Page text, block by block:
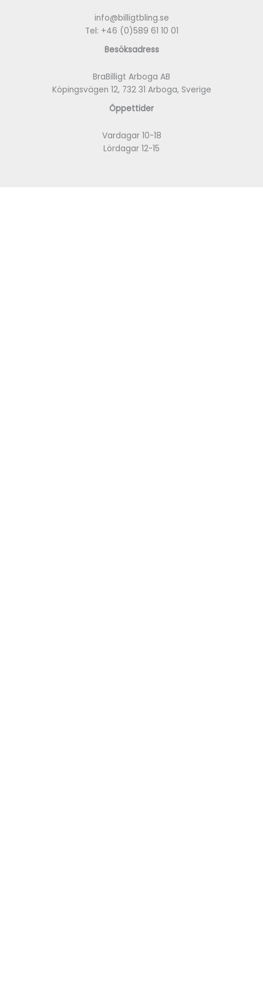
info@billigtbling.se
Tel: +46 (0)589 61 10 01
Besöksadress
BraBilligt Arboga AB
Köpingsvägen 12, 732 31 Arboga, Sverige
Öppettider
Vardagar 10-18
Lördagar 12-15